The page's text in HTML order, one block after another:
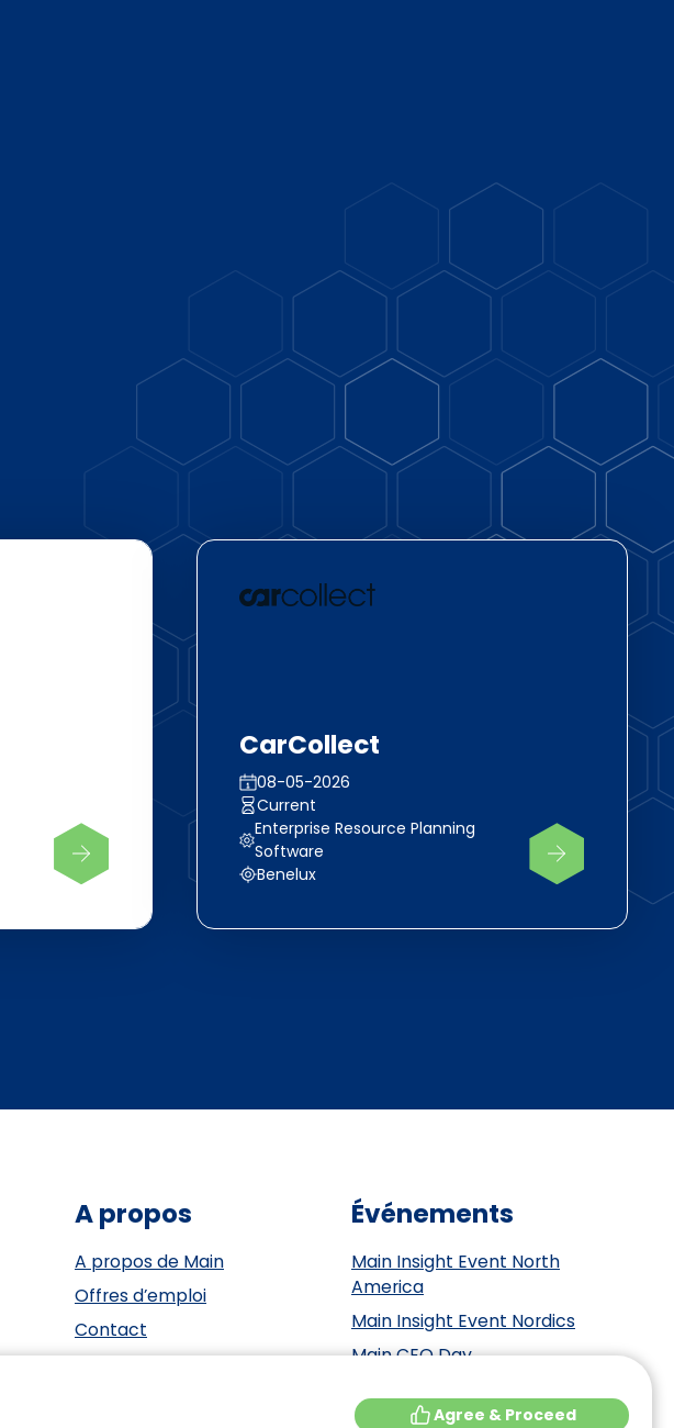
Agree & Proceed
CarCollect
08-05-2026
Current
Enterprise Resource Planning
Software
Benelux
A propos
A propos de Main
Offres d’emploi
Contact
ESG
Événements
Main Insight Event North
America
Main Insight Event Nordics
Main CEO Day